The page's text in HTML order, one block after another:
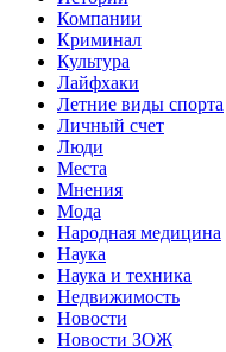
Компании
Криминал
Культура
Лайфхаки
Летние виды спорта
Личный счет
Люди
Места
Мнения
Мода
Народная медицина
Наука
Наука и техника
Недвижимость
Новости
Новости ЗОЖ